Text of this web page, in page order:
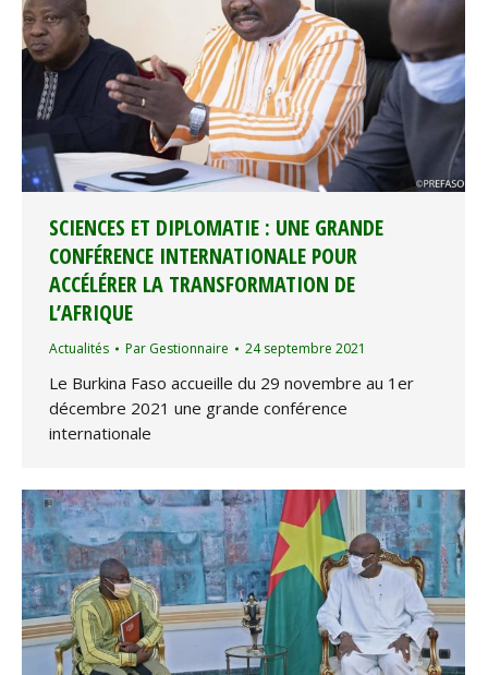
SCIENCES ET DIPLOMATIE : UNE GRANDE
CONFÉRENCE INTERNATIONALE POUR
ACCÉLÉRER LA TRANSFORMATION DE
L’AFRIQUE
Actualités Par Gestionnaire 24 septembre 2021
Le Burkina Faso accueille du 29 novembre au 1er
décembre 2021 une grande conférence
internationale